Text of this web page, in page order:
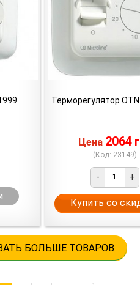
Терморегулятор
Цена 2064
(Код: 23149)
- +
Купить со
БОЛЬШЕ ТОВАРОВ